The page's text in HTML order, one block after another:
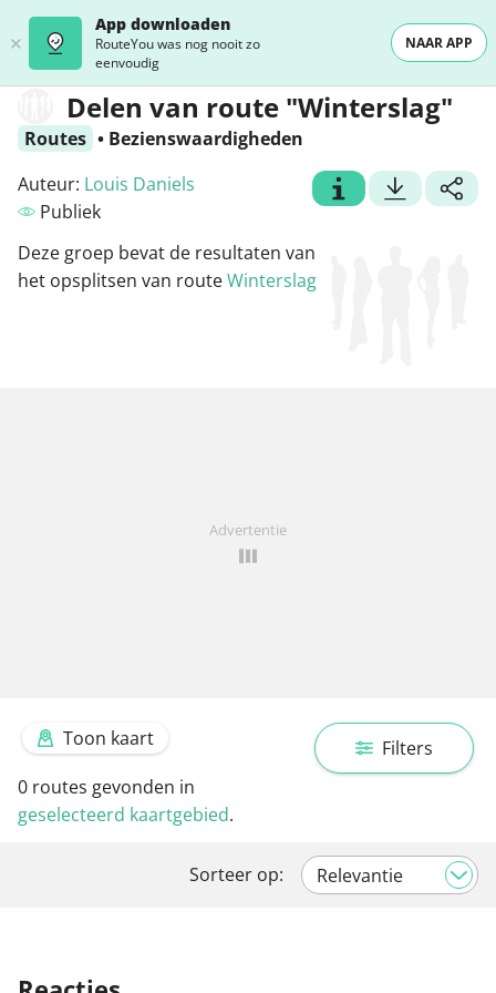
App downloaden
RouteYou was nog nooit zo
eenvoudig
NAAR APP
Delen van route "Winterslag"
Routes • Bezienswaardigheden
Auteur: Louis Daniels
Publiek
Deze groep bevat de resultaten van
het opsplitsen van routeWinterslag
Advertentie
Filters
Toon kaart
0 routes gevonden in
geselecteerd kaartgebied.
Sorteer op: